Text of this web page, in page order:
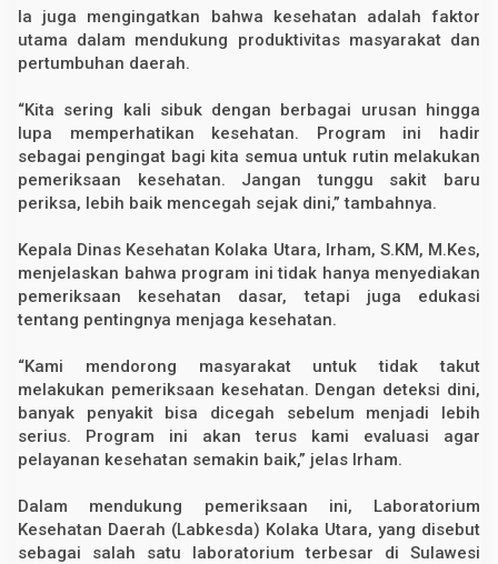
e
s
m
a
Ia juga mengingatkan bahwa kesehatan adalah faktor
utama dalam mendukung produktivitas masyarakat dan
pertumbuhan daerah.
“Kita sering kali sibuk dengan berbagai urusan hingga
lupa memperhatikan kesehatan. Program ini hadir
sebagai pengingat bagi kita semua untuk rutin melakukan
pemeriksaan kesehatan. Jangan tunggu sakit baru
periksa, lebih baik mencegah sejak dini,” tambahnya.
Kepala Dinas Kesehatan Kolaka Utara, Irham, S.KM, M.Kes,
menjelaskan bahwa program ini tidak hanya menyediakan
pemeriksaan kesehatan dasar, tetapi juga edukasi
tentang pentingnya menjaga kesehatan.
“Kami mendorong masyarakat untuk tidak takut
melakukan pemeriksaan kesehatan. Dengan deteksi dini,
banyak penyakit bisa dicegah sebelum menjadi lebih
serius. Program ini akan terus kami evaluasi agar
pelayanan kesehatan semakin baik,” jelas Irham.
Dalam mendukung pemeriksaan ini, Laboratorium
Kesehatan Daerah (Labkesda) Kolaka Utara, yang disebut
sebagai salah satu laboratorium terbesar di Sulawesi